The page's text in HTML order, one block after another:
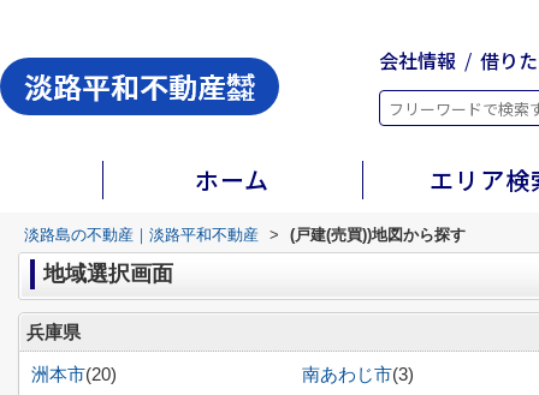
会社情報 借り
ホーム エリア検
淡路島の不動産｜淡路平和不動産 > (戸建(売買))地図から探す
地域選択画面
兵庫県
洲本市(20) 南あわじ市(3)